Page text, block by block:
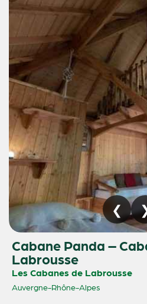
Cabane Panda –
Labrousse
Les Cabanes de Labrousse
Auvergne-Rhône-Alpes